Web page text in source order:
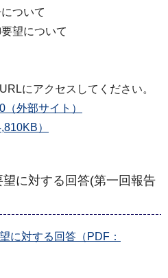
ついて
望について
にアクセスしてください。
外部サイト）
）
に対する回答(第一回報告
に対する回答（PDF：